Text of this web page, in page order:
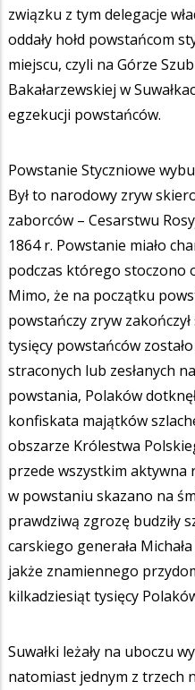
związku z tym delegacje
oddały hołd powstańcom
miejscu, czyli na Górze
Bakałarzewskiej w
egzekucji powstańców.
Powstanie Styczniowe
Był to narodowy zryw
zaborców – Cesarstwu
1864 r. Powstanie miało
podczas którego stoczono
Mimo, że na początku
powstańczy zryw
tysięcy powstańców
straconych lub zesłanych
powstania, Polaków
konfiskata majątków
obszarze Królestwa
przede wszystkim aktywna
w powstaniu skazano na
prawdziwą zgrozę budziły
carskiego generała
jakże znamiennego
kilkadziesiąt tysięcy
Suwałki leżały na uboczu
natomiast jednym z trzech